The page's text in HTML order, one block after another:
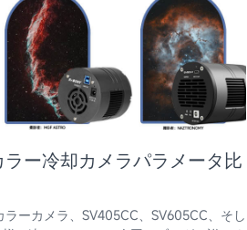
ー冷却カメラパラメータ比
ーカメラ、SV405CC、SV605CC、そし